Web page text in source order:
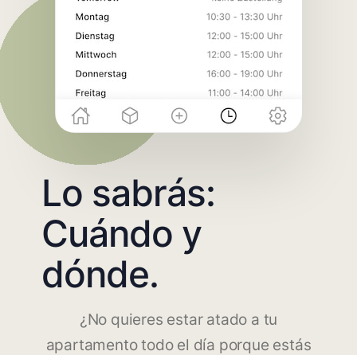
Lo sabrás:
Cuándo y
dónde.
¿No quieres estar atado a tu
apartamento todo el día porque estás